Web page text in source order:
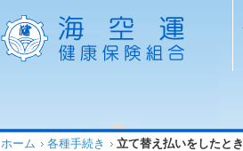
ホーム 各種手続き 立て替え払いをしたとき